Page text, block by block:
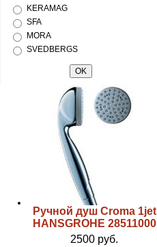
KERAMAG
SFA
MORA
SVEDBERGS
Ручной душ Croma 1jet
HANSGROHE 28511000
2500 руб.